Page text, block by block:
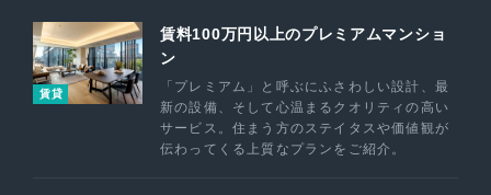
賃貸
賃料100万円以上のプレミアムマンショ
ン
「プレミアム」と呼ぶにふさわしい設計、最
新の設備、そして心温まるクオリティの高い
サービス。住まう方のステイタスや価値観が
伝わってくる上質なプランをご紹介。